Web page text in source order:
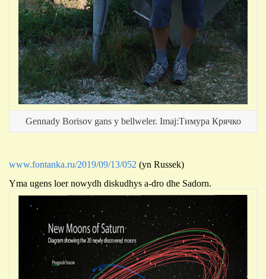
Gennady Borisov gans y bellweler. Imaj:Тимура Крячко
www.fontanka.ru/2019/09/13/052 (yn Russek)
Yma ugens loer nowydh diskudhys a-dro dhe Sadorn.